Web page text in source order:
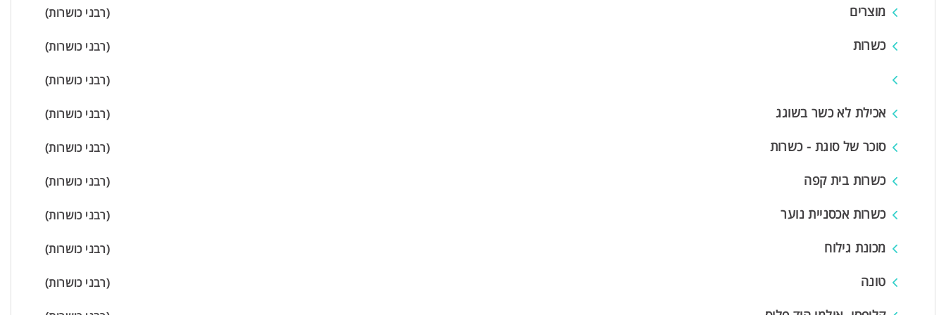
(רבני כושרות) מוצרים
(רבני כושרות) כשרות
(רבני כושרות)
(רבני כושרות) אכילת לא כשר בשוגג
(רבני כושרות) סוכר של סוגת - כשרות
(רבני כושרות) כשרות בית קפה
(רבני כושרות) כשרות אכסניית נוער
(רבני כושרות) מכונת גילוח
(רבני כושרות) טונה